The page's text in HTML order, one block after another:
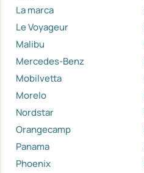
La marca
Le Voyageur
Malibu
Mercedes-Benz
Mobilvetta
Morelo
Nordstar
Orangecamp
Panama
Phoenix